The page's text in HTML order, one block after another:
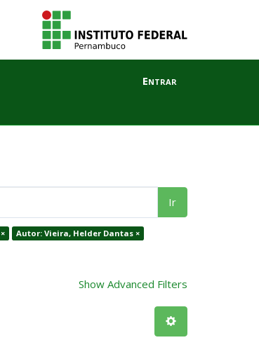
Entrar
Ir
Autor: Vieira, Helder Dantas ×
Show Advanced Filters